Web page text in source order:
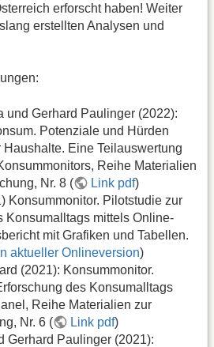
erforscht haben! Weiter
erstellten Analysen und
und Gerhard Paulinger (2022):
Potenziale und Hürden
Eine Teilauswertung
Reihe Materialien
Nr. 8 (
Link pdf)
Konsummonitor. Pilotstudie zur
Konsumalltags mittels Online-
mit Grafiken und Tabellen.
aktueller Onlineversion)
(2021): Konsummonitor.
des Konsumalltags
Reihe Materialien zur
Nr. 6 (
Link pdf)
Gerhard Paulinger (2021):